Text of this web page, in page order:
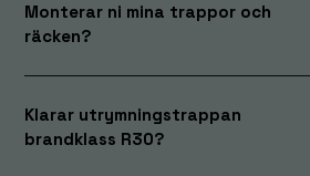
Monterar ni mina trappor och
räcken?
Klarar utrymningstrappan
brandklass R30?